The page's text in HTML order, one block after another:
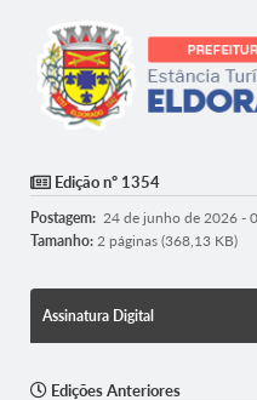
Edição nº 1354
Postagem: 24 de junho de 2026 -
Tamanho: 2 páginas (368,13 KB)
Assinatura Digital
Edições Anteriores